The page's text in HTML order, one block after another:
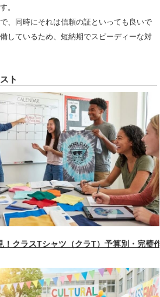
。
、同時にそれは信頼の証といっても良いで
しているため、短納期でスピーディーな対
ト
！クラスTシャツ（クラT）予算別・完璧